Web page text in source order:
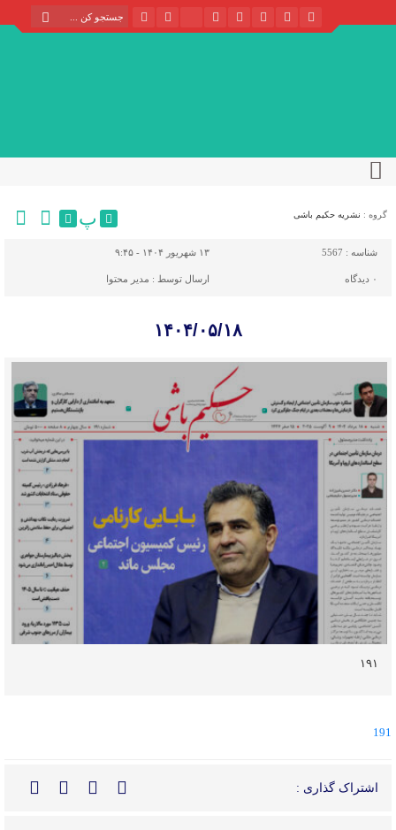
گروه : نشریه حکیم باشی پ
شناسه : 5567 ۱۳ شهریور ۱۴۰۴ - ۹:۴۵
۰ دیدگاه ارسال توسط : مدیر محتوا
۱۴۰۴/۰۵/۱۸
۱۹۱
191
اشتراک گذاری :